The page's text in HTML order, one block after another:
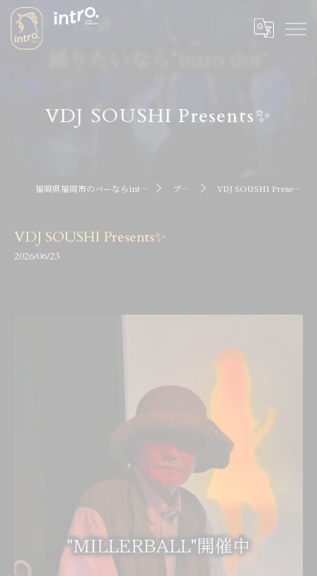
VDJ SOUSHI Presents✨
福岡県福岡市のバーならintro dot ブログ VDJ SOUSHI Presents✨
VDJ SOUSHI Presents✨
2026/06/23